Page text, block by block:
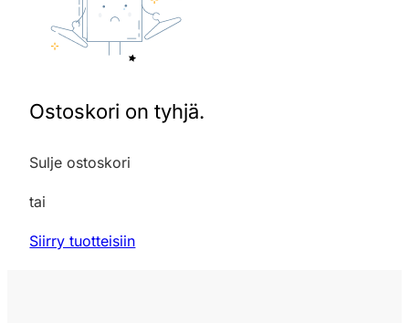
Ostoskori on tyhjä.
Sulje ostoskori
tai
Siirry tuotteisiin